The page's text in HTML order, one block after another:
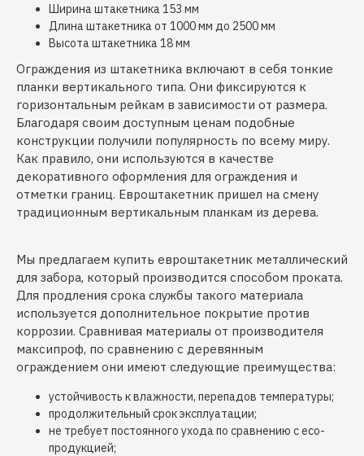
Ширина штакетника 153 мм
Длина штакетника от 1000 мм до 2500 мм
Высота штакетника 18 мм
Ограждения из штакетника включают в себя тонкие
планки вертикального типа. Они фиксируются к
горизонтальным рейкам в зависимости от размера.
Благодаря своим доступным ценам подобные
конструкции получили популярность по всему миру.
Как правило, они используются в качестве
декоративного оформления для ограждения и
отметки границ. Евроштакетник пришел на смену
традиционным вертикальным планкам из дерева.
Мы предлагаем купить евроштакетник металлический
для забора, который производится способом проката.
Для продления срока службы такого материала
используется дополнительное покрытие против
коррозии. Сравнивая материалы от производителя
максипроф, по сравнению с деревянным
ограждением они имеют следующие преимущества:
устойчивость к влажности, перепадов температуры;
продолжительный срок эксплуатации;
не требует постоянного ухода по сравнению с eco-
продукцией;